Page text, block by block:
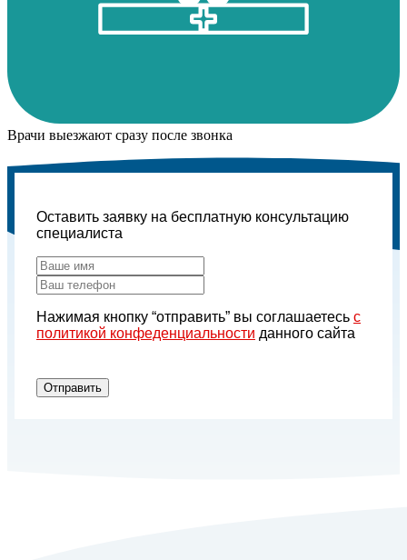
Врачи выезжают сразу после звонка
Оставить заявку на бесплатную консультацию
специалиста
Нажимая кнопку “отправить” вы соглашаетесь с
политикой конфеденциальности данного сайта
Отправить